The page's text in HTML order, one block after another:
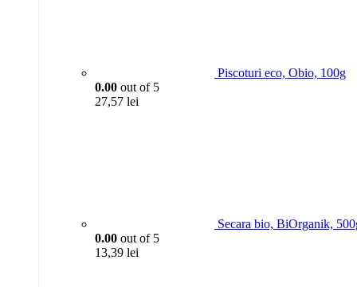
Piscoturi eco, Obio, 100g
0.00 out of 5
27,57 lei
Secara bio, BiOrganik,
0.00 out of 5
13,39 lei